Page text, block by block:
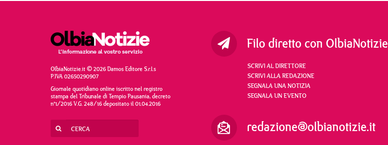
OlbiaNotizie.it © 2026 Damos Editore S.r.l.s
P.IVA 02650290907
Giornale quotidiano online iscritto nel registro
stampa del Tribunale di Tempio Pausania, decreto
n°1/2016 V.G. 248/16 depositato il 01.04.2016
Filo diretto con OlbiaNotizie
SCRIVI AL DIRETTORE
SCRIVI ALLA REDAZIONE
SEGNALA UNA NOTIZIA
SEGNALA UN EVENTO
redazione@olbianotizie.it